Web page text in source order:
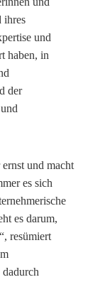
ihres
und
haben, in
der
und macht
es sich
es darum,
resümiert